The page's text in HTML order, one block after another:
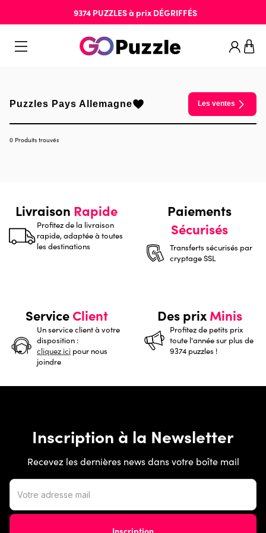
9374 PUZZLESà prix DÉGRIFFÉS
Puzzles Pays Allemagne Les ventes
0 Produits trouvés
Livraison Rapide
Profitez de la livraison
rapide, adaptée à toutes
les destinations
Paiements
Sécurisés
Transferts sécurisés par
cryptage SSL
ServiceClient
Un service client à votre
disposition :
cliquez ici pour nous
joindre
Des prixMinis
Profitez de petits prix
toute l'année sur plus de
9374 puzzles !
Inscription à la Newsletter
Recevez les dernières news dans votre boîte mail